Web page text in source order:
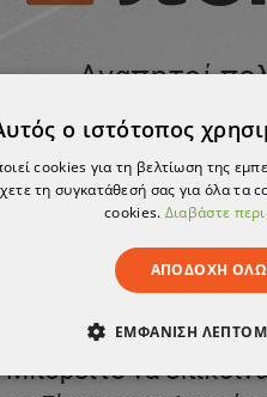
ΕΞΑΝΤΛΗΘΕΊ
ο ιστότοπος
cookies για τη βελτίωση της
τη συγκατάθεσή σας για όλα τα
cookies. Διαβάστε
ΑΠΟΔΟΧΉ
ΕΜΦΆΝΙΣΗ
ΑΠΌΔΟΣΗΣ